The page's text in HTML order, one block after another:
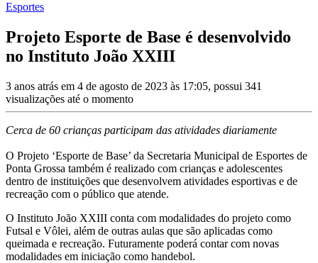
Esportes
Projeto Esporte de Base é desenvolvido
no Instituto João XXIII
3 anos atrás em 4 de agosto de 2023 às 17:05, possui 341
visualizações até o momento
Cerca de 60 crianças participam das atividades diariamente
O Projeto ‘Esporte de Base’ da Secretaria Municipal de Esportes de
Ponta Grossa também é realizado com crianças e adolescentes
dentro de instituições que desenvolvem atividades esportivas e de
recreação com o público que atende.
O Instituto João XXIII conta com modalidades do projeto como
Futsal e Vôlei, além de outras aulas que são aplicadas como
queimada e recreação. Futuramente poderá contar com novas
modalidades em iniciação como handebol.